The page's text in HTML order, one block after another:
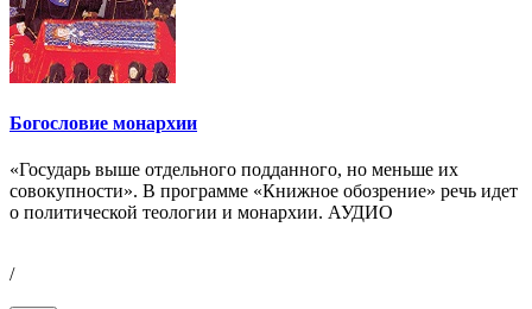
Богословие монархии
«Государь выше отдельного подданного, но меньше их
совокупности». В программе «Книжное обозрение» речь идет
о политической теологии и монархии. АУДИО
/